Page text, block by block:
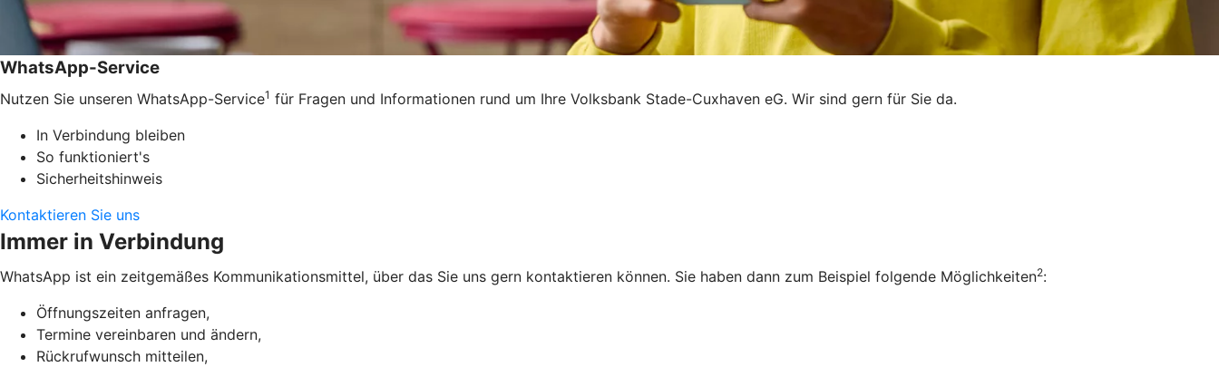
WhatsApp-Service
Nutzen Sie unseren WhatsApp-Service1 für Fragen und Informationen rund um Ihre Volksbank Stade-Cuxhaven eG. Wir sind gern für Sie da.
In Verbindung bleiben
So funktioniert's
Sicherheitshinweis
Kontaktieren Sie uns
Immer in Verbindung
WhatsApp ist ein zeitgemäßes Kommunikationsmittel, über das Sie uns gern kontaktieren können. Sie haben dann zum Beispiel folgende Möglichkeiten2:
Öffnungszeiten anfragen,
Termine vereinbaren und ändern,
Rückrufwunsch mitteilen,